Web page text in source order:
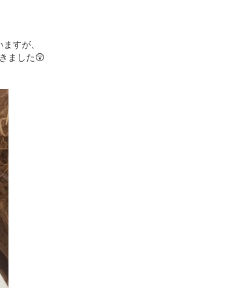
すが、
ました😲